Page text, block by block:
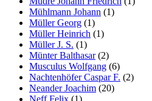
Mühlmann Johann (1)
Müller Georg (1)
Müller Heinrich (1)
Müller J. S. (1)
Münter Balthasar(2)
Musculus Wolfgang (6)
Nachtenhöfer Caspar F. (2)
Neander Joachim (20)
Neff Felix (1)